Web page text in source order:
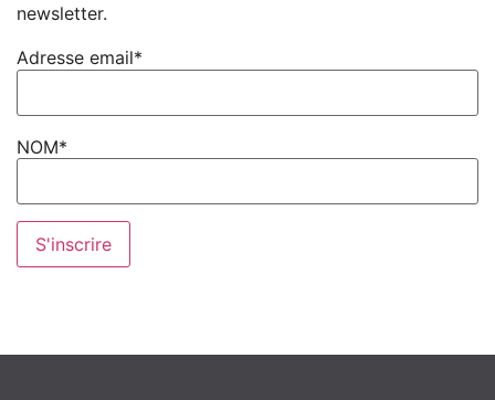
newsletter.
Adresse email*
NOM*